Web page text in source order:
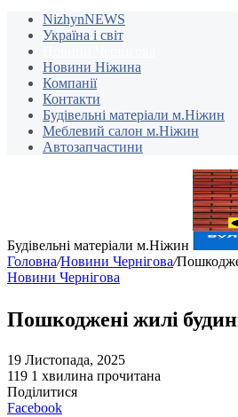
NizhynNEWS
Україна і світ
Новини Ніжина
Компанії
Контакти
Будівельні матеріали м.Ніжин
Меблевий салон м.Ніжин
Автозапчастини
Будівельні матеріали м.Ніжин
Головна/Новини Чернігова/
Новини Чернігова
Пошкоджені жилі
19 Листопада, 2025
119 1 хвилина прочитана
Поділитися
Facebook